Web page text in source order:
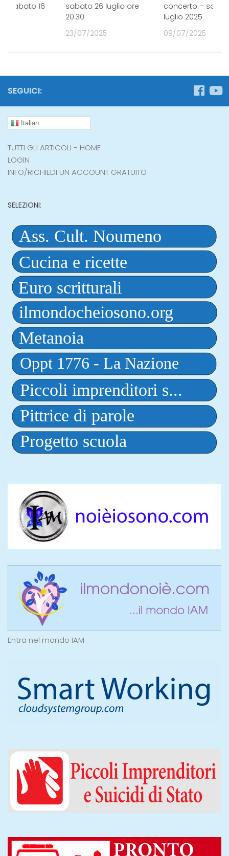
sabato 26 luglio ore
20.30
23/07/2025
concerto –
luglio 2025
09/07/2025
sabato 16
SEGUICI:
Italian
TUTTI GLI ARTICOLI - HOME
LOGIN
INFO/RICHIEDI UN ACCOUNT GRATUITO
SELEZIONI:
Entra nel mondo IAM